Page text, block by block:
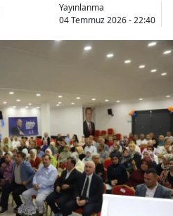
Yayınlanma
04 Temmuz 2026 - 22:40